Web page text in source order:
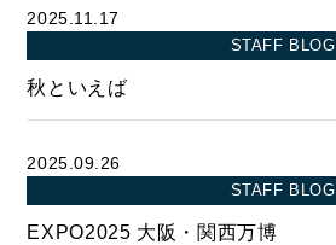
- ル・カフェニシハラ
2025.11.17
STAFF BLOG
秋といえば
2025.09.26
STAFF BLOG
EXPO2025 大阪・関西万博